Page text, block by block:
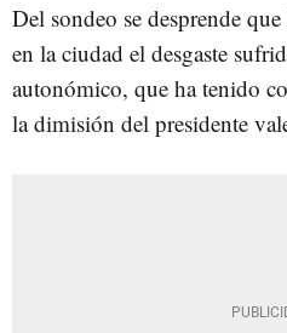
Del sondeo se desprende
en la ciudad el desgaste
autonómico, que ha tenido
la dimisión del presidente